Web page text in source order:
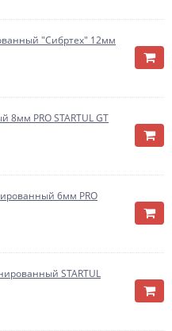
"Сибртех" 12мм
PRO STARTUL GT
6мм PRO
STARTUL